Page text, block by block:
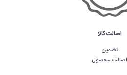
اصالت کالا
تضمین
اصالت محصول